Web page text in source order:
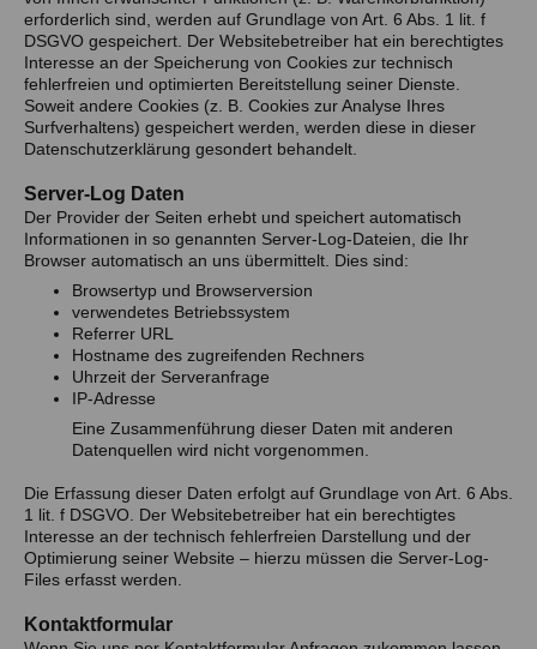
erforderlich sind, werden auf Grundlage von Art. 6 Abs. 1 lit. f
DSGVO gespeichert. Der Websitebetreiber hat ein berechtigtes
Interesse an der Speicherung von Cookies zur technisch
fehlerfreien und optimierten Bereitstellung seiner Dienste.
Soweit andere Cookies (z. B. Cookies zur Analyse Ihres
Surfverhaltens) gespeichert werden, werden diese in dieser
Datenschutzerklärung gesondert behandelt.
Server-Log Daten
Der Provider der Seiten erhebt und speichert automatisch
Informationen in so genannten Server-Log-Dateien, die Ihr
Browser automatisch an uns übermittelt. Dies sind:
Browsertyp und Browserversion
verwendetes Betriebssystem
Referrer URL
Hostname des zugreifenden Rechners
Uhrzeit der Serveranfrage
IP-Adresse
Eine Zusammenführung dieser Daten mit anderen
Datenquellen wird nicht vorgenommen.
Die Erfassung dieser Daten erfolgt auf Grundlage von Art. 6 Abs.
1 lit. f DSGVO. Der Websitebetreiber hat ein berechtigtes
Interesse an der technisch fehlerfreien Darstellung und der
Optimierung seiner Website – hierzu müssen die Server-Log-
Files erfasst werden.
Kontaktformular